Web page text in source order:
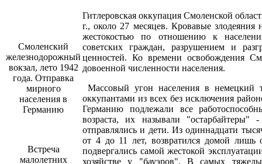
Cмоленский
железнодорожный
вокзал, лето 1942
года. Отправка
мирного
населения в
Германию
Встреча
малолетних
Гитлеровская оккупация Смоленской
г., около 27 месяцев. Кровавые
жестокостью по отношению к
советских граждан, разрушением и
ценностей. Ко времени освобождения
довоенной численности населения.
Массовый угон населения в немецкий
оккупантами из всех без исключения
Германию подлежали все
возраста, их называли
отправлялись и дети. Из одиннадцати
от 4 до 11 лет, возвратился домой
подвергались самой жестокой
хозяйстве у "бауэров". В самых